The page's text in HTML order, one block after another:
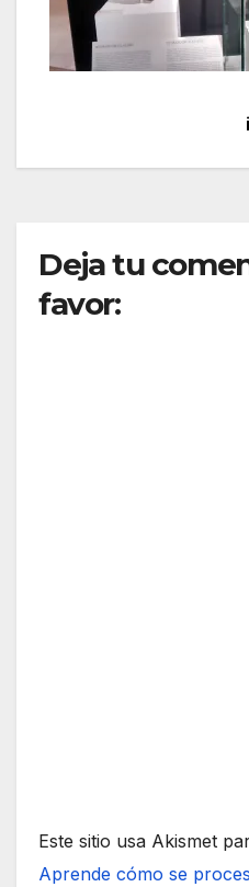
de
Deja tu
favor:
Este sitio usa Akismet
Aprende cómo se